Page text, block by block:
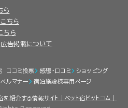
ら
ちら
ちら
広告掲載について
口コミ投票 感想・口コミ
ショッピング
ベルマナー
宿泊施設様専用ページ
紹介する情報サイト｜ペット宿ドットコム｜